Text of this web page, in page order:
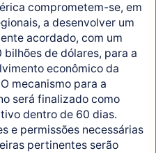
comprometem-se, em
a desenvolver um
acordado, com um
de dólares, para a
econômico da
mecanismo para a
será finalizado como
dentro de 60 dias.
e permissões necessárias
pertinentes serão